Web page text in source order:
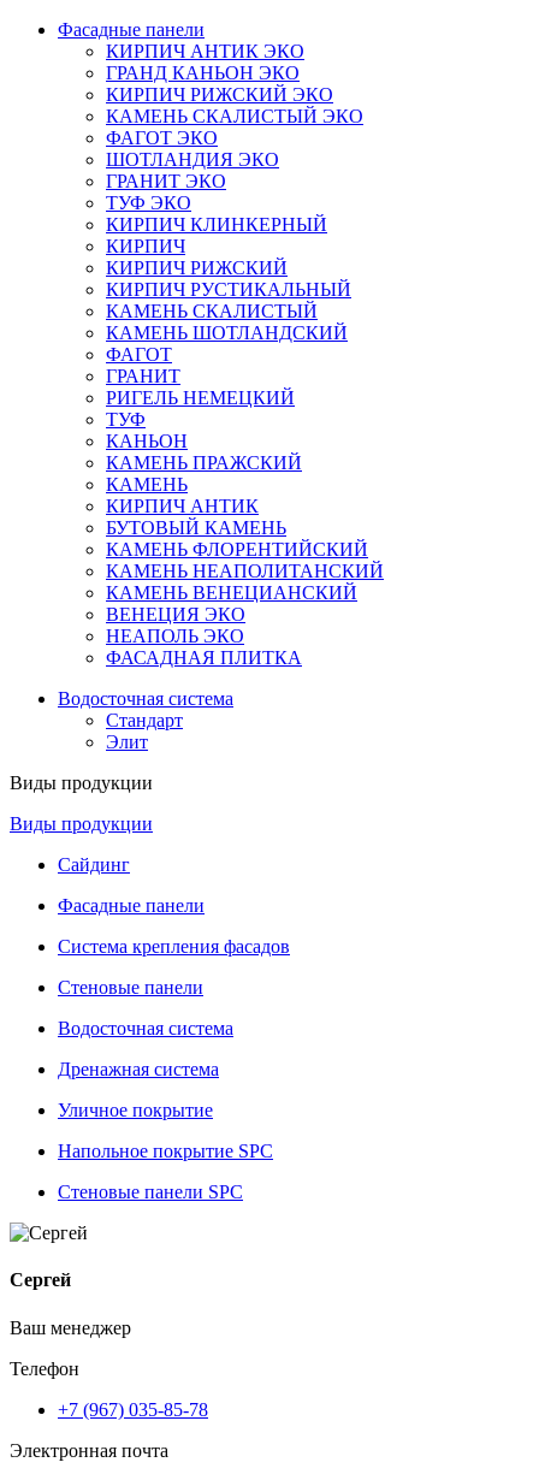
Фасадные панели
КИРПИЧ АНТИК ЭКО
ГРАНД КАНЬОН ЭКО
КИРПИЧ РИЖСКИЙ ЭКО
КАМЕНЬ СКАЛИСТЫЙ ЭКО
ФАГОТ ЭКО
ШОТЛАНДИЯ ЭКО
ГРАНИТ ЭКО
ТУФ ЭКО
КИРПИЧ КЛИНКЕРНЫЙ
КИРПИЧ
КИРПИЧ РИЖСКИЙ
КИРПИЧ РУСТИКАЛЬНЫЙ
КАМЕНЬ СКАЛИСТЫЙ
КАМЕНЬ ШОТЛАНДСКИЙ
ФАГОТ
ГРАНИТ
РИГЕЛЬ НЕМЕЦКИЙ
ТУФ
КАНЬОН
КАМЕНЬ ПРАЖСКИЙ
КАМЕНЬ
КИРПИЧ АНТИК
БУТОВЫЙ КАМЕНЬ
КАМЕНЬ ФЛОРЕНТИЙСКИЙ
КАМЕНЬ НЕАПОЛИТАНСКИЙ
КАМЕНЬ ВЕНЕЦИАНСКИЙ
ВЕНЕЦИЯ ЭКО
НЕАПОЛЬ ЭКО
ФАСАДНАЯ ПЛИТКА
Водосточная система
Стандарт
Элит
Виды продукции
Виды продукции
Сайдинг
Фасадные панели
Система крепления фасадов
Стеновые панели
Водосточная система
Дренажная система
Уличное покрытие
Напольное покрытие SPC
Стеновые панели SPC
Сергей
Ваш менеджер
Телефон
+7 (967) 035-85-78
Электронная почта